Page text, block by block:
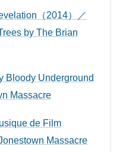
（2014）／
by The Brian
Bloody Underground
Massacre
de Film
Massacre